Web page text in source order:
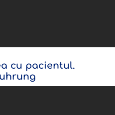
cu pacientul.